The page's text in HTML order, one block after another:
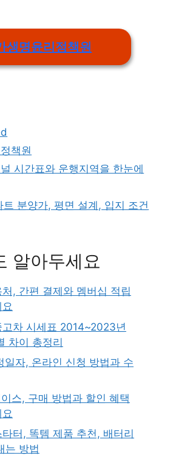
생명윤리정책원
책원
시간표와 운행지역을 한눈에
트 분양가, 평면 설계, 입지 조건
알아두세요
, 간편 결제와 멤버십 적립
고차 시세표 2014~2023년
차이 총정리
일자, 온라인 신청 방법과 수
스, 구매 방법과 할인 혜택
터, 똑템 제품 추천, 배터리
는 방법